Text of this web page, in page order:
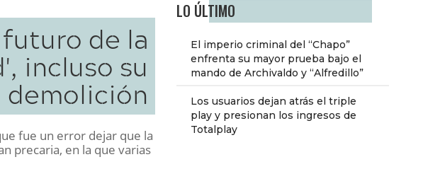
LO ÚLTIMO
El imperio criminal del “Chapo”
enfrenta su mayor prueba bajo el
mando de Archivaldo y “Alfredillo”
Los usuarios dejan atrás el triple
play y presionan los ingresos de
Totalplay
de la
incluso su
demolición
fue un error dejar que la
precaria, en la que varias